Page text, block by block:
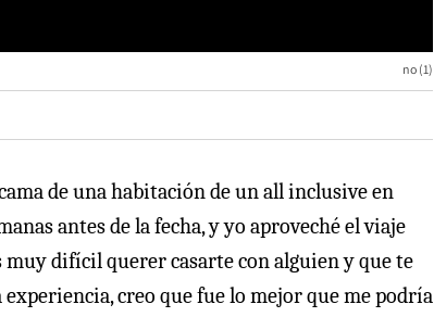
no (1)
de una habitación de un all inclusive en
antes de la fecha, y yo aproveché el viaje
difícil querer casarte con alguien y que te
experiencia, creo que fue lo mejor que me podría